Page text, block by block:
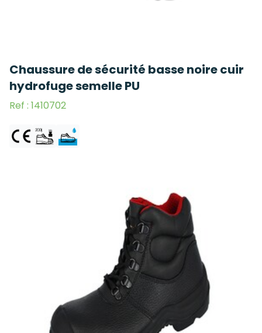
Chaussure de sécurité basse noire cuir
hydrofuge semelle PU
Ref : 1410702